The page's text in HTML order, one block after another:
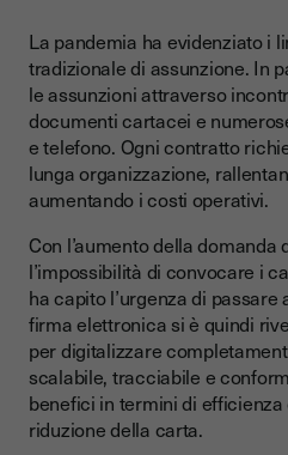
La pandemia ha evidenziato i
tradizionale di assunzione. In
le assunzioni attraverso
documenti cartacei e
e telefono. Ogni contratto
lunga organizzazione,
aumentando i costi operativi.
Con l’aumento della domanda
l’impossibilità di convocare i
ha capito l’urgenza di
firma elettronica si è quindi
per digitalizzare
scalabile, tracciabile e
benefici in termini di
riduzione della carta.